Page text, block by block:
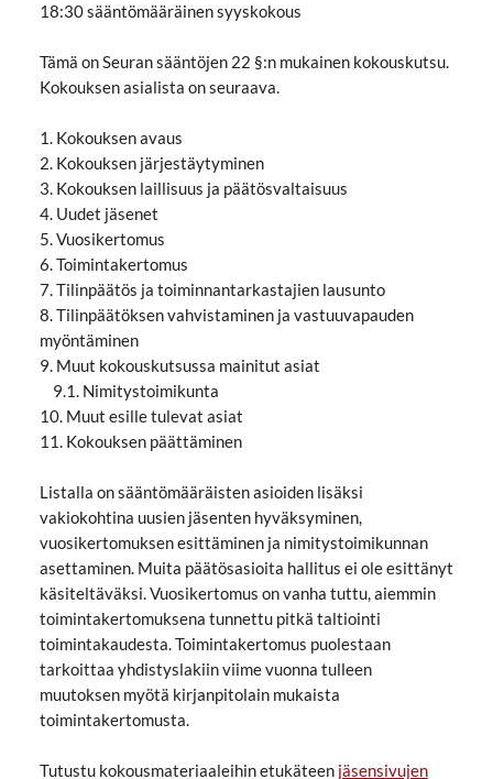
18:30 sääntömääräinen syyskokous
Tämä on Seuran sääntöjen 22 §:n mukainen kokouskutsu.
Kokouksen asialista on seuraava.
1. Kokouksen avaus
2. Kokouksen järjestäytyminen
3. Kokouksen laillisuus ja päätösvaltaisuus
4. Uudet jäsenet
5. Vuosikertomus
6. Toimintakertomus
7. Tilinpäätös ja toiminnantarkastajien lausunto
8. Tilinpäätöksen vahvistaminen ja vastuuvapauden
myöntäminen
9. Muut kokouskutsussa mainitut asiat
9.1. Nimitystoimikunta
10. Muut esille tulevat asiat
11. Kokouksen päättäminen
Listalla on sääntömääräisten asioiden lisäksi
vakiokohtina uusien jäsenten hyväksyminen,
vuosikertomuksen esittäminen ja nimitystoimikunnan
asettaminen. Muita päätösasioita hallitus ei ole esittänyt
käsiteltäväksi. Vuosikertomus on vanha tuttu, aiemmin
toimintakertomuksena tunnettu pitkä taltiointi
toimintakaudesta. Toimintakertomus puolestaan
tarkoittaa yhdistyslakiin viime vuonna tulleen
muutoksen myötä kirjanpitolain mukaista
toimintakertomusta.
Tutustu kokousmateriaaleihin etukäteen jäsensivujen